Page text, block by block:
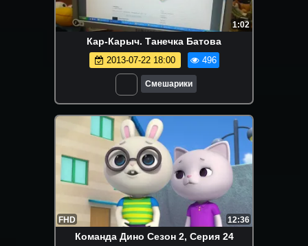
1:02
Кар-Карыч. Танечка Батова
2013-07-22 18:00 496
Смешарики
FHD 12:36
Команда Дино Сезон 2, Серия 24